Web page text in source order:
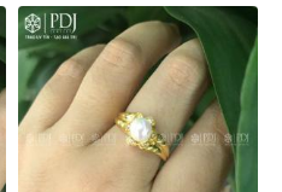
XEM CHI TIẾT